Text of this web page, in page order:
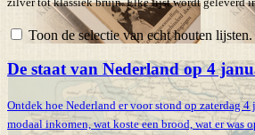
Toon de selectie van echt houten lijsten.
De staat van Nederland op 4
Ontdek hoe Nederland er voor stond op zaterdag 4
modaal inkomen, wat koste een brood, wat er was